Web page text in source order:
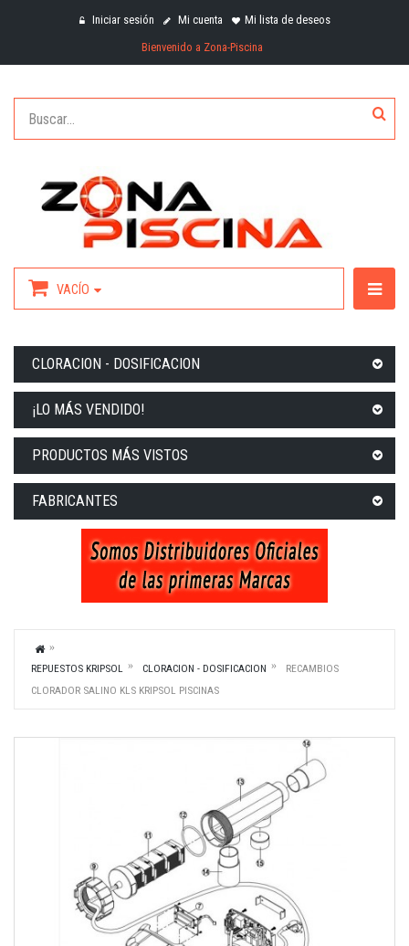
Iniciar sesión Mi cuenta
Mi lista de deseos
Bienvenido a Zona-Piscina
VACÍO
CLORACION - DOSIFICACION
¡LO MÁS VENDIDO!
PRODUCTOS MÁS VISTOS
FABRICANTES
REPUESTOS KRIPSOL CLORACION - DOSIFICACION
RECAMBIOS
CLORADOR SALINO KLS KRIPSOL PISCINAS